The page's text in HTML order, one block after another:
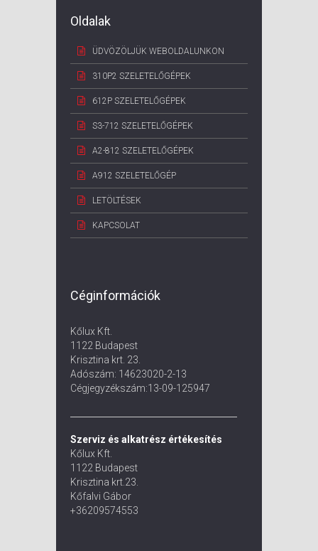
Oldalak
ÜDVÖZÖLJÜK WEBOLDALUNKON
310P2 SZELETELŐGÉPEK
612P SZELETELŐGÉPEK
S3-712 SZELETELŐGÉPEK
A2-812 SZELETELŐGÉPEK
A912 SZELETELŐGÉP
LETÖLTÉSEK
KAPCSOLAT
Céginformációk
Kőlux Kft.
1122 Budapest
Krisztina krt. 23.
Adószám: 14623020-2-13
Cégjegyzékszám:13-09-125947
Szerviz és alkatrész értékesítés
Kőlux Kft.
1122 Budapest
Krisztina krt.23.
Kőfalvi Gábor
+36209574553